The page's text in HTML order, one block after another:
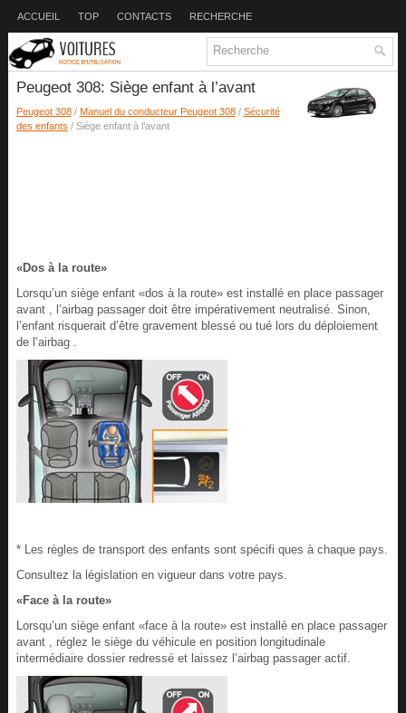
ACCUEIL TOP CONTACTS RECHERCHE
Peugeot 308: Siège enfant à l’avant
Peugeot 308/ Manuel du conducteur Peugeot 308/ Sécurité
des enfants / Siège enfant à l’avant
«Dos à la route»
Lorsqu’un siège enfant «dos à la route» est installé en place passager
avant , l’airbag passager doit être impérativement neutralisé. Sinon,
l’enfant risquerait d’être gravement blessé ou tué lors du déploiement
de l’airbag .
* Les règles de transport des enfants sont spécifi ques à chaque pays.
Consultez la législation en vigueur dans votre pays.
«Face à la route»
Lorsqu’un siège enfant «face à la route» est installé en place passager
avant , réglez le siège du véhicule en position longitudinale
intermédiaire dossier redressé et laissez l’airbag passager actif.